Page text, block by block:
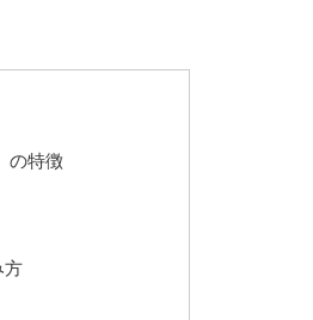
の特徴
方